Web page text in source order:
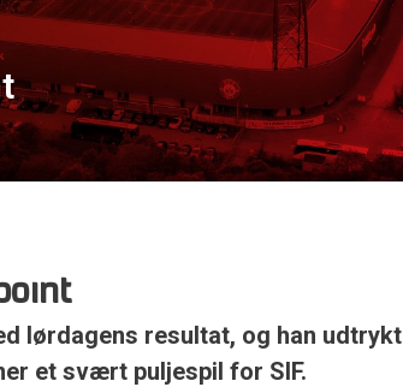
lørdagens resultat, og han
et svært puljespil for SIF.